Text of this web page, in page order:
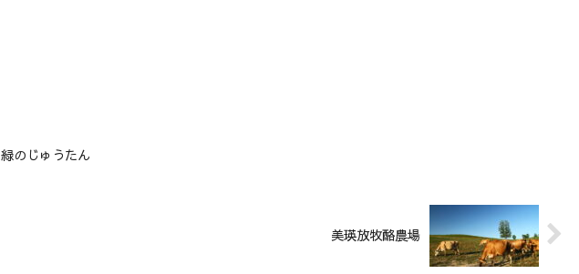
緑のじゅうたん
美瑛放牧酪農場